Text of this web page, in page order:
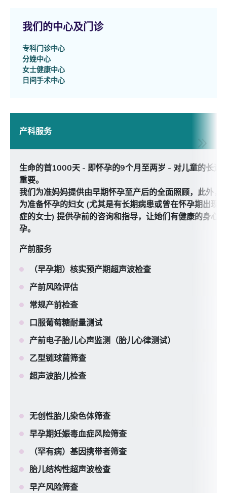
我们的中心及门诊
专科门诊中心
分娩中心
女士健康中心
日间手术中心
产科服务
生命的首1000天 - 即怀孕的9个月至两岁 - 对儿童的长远
重要。
我们为准妈妈提供由早期怀孕至产后的全面照顾，此外，
为准备怀孕的妇女 (尤其是有长期病患或曾在怀孕期出现
症的女士) 提供孕前的咨询和指导，让她们有健康的身心
孕。
产前服务
（早孕期）核实预产期超声波检查
产前风险评估
常规产前检查
口服葡萄糖耐量测试
产前电子胎儿心声监测（胎儿心律测试）
乙型链球菌筛查
超声波胎儿检查
无创性胎儿染色体筛查
早孕期妊娠毒血症风险筛查
（罕有病）基因携带者筛查
胎儿结构性超声波检查
早产风险筛查